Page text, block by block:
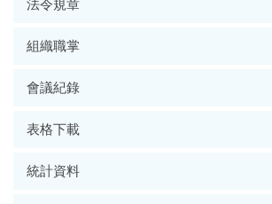
法令規章
組織職掌
會議紀錄
表格下載
統計資料